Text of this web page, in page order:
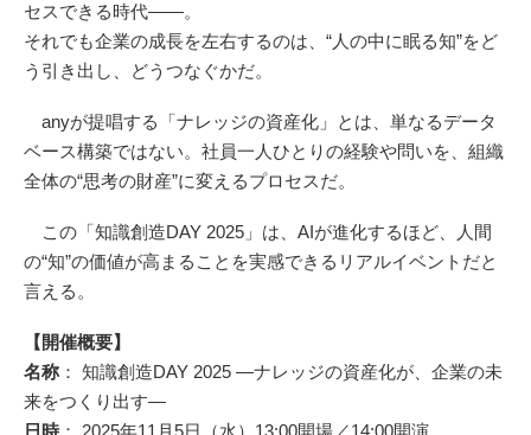
セスできる時代――。
それでも企業の成長を左右するのは、“人の中に眠る知”をど
う引き出し、どうつなぐかだ。
anyが提唱する「ナレッジの資産化」とは、単なるデータ
ベース構築ではない。社員一人ひとりの経験や問いを、組織
全体の“思考の財産”に変えるプロセスだ。
この「知識創造DAY 2025」は、AIが進化するほど、人間
の“知”の価値が高まることを実感できるリアルイベントだと
言える。
【開催概要】
名称： 知識創造DAY 2025 ―ナレッジの資産化が、企業の未
来をつくり出す―